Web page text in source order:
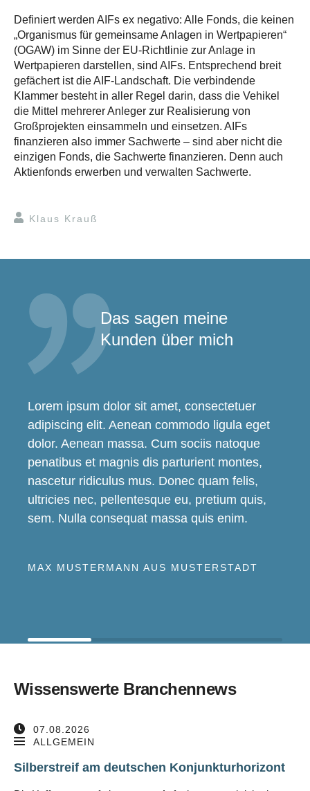
Definiert werden AIFs ex negativo: Alle Fonds, die keinen
„Organismus für gemeinsame Anlagen in Wertpapieren“
(OGAW) im Sinne der EU-Richtlinie zur Anlage in
Wertpapieren darstellen, sind AIFs. Entsprechend breit
gefächert ist die AIF-Landschaft. Die verbindende
Klammer besteht in aller Regel darin, dass die Vehikel
die Mittel mehrerer Anleger zur Realisierung von
Großprojekten einsammeln und einsetzen. AIFs
finanzieren also immer Sachwerte – sind aber nicht die
einzigen Fonds, die Sachwerte finanzieren. Denn auch
Aktienfonds erwerben und verwalten Sachwerte.
Klaus Krauß
Das sagen meine
Kunden über mich
Lorem ipsum dolor sit amet, consectetuer
adipiscing elit. Aenean commodo ligula eget
dolor. Aenean massa. Cum sociis natoque
penatibus et magnis dis parturient montes,
nascetur ridiculus mus. Donec quam felis,
ultricies nec, pellentesque eu, pretium quis,
sem. Nulla consequat massa quis enim.
MAX MUSTERMANN AUS MUSTERSTADT
Wissenswerte Branchennews
07.08.2026
ALLGEMEIN
Silberstreif am deutschen Konjunkturhorizont